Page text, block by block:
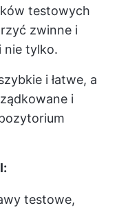
testowych
zwinne i
nie tylko.
i łatwe, a
i
testowe,